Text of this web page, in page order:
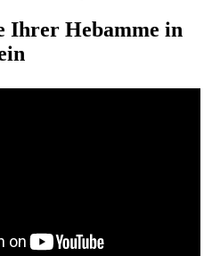
Ihrer Hebamme in